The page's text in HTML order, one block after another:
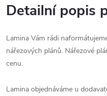
Detailní popis
Lamina Vám rádi
nářezových plánů. Nářezové
cenu.
Lamina objednáváme u